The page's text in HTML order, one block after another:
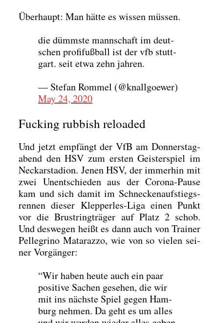
Über­haupt: Man hät­te es wis­sen müs­sen.
die dümms­te mann­schaft im deut­
schen pro­fi­fuß­ball ist der vfb stutt­
gart. seit etwa zehn jah­ren.
— Ste­fan Rom­mel (@knallgoewer)
May 24, 2020
Fucking rubbish reloaded
Und jetzt emp­fängt der VfB am Don­ners­tag­
abend den HSV zum ers­ten Geis­ter­spiel im
Neckar­sta­di­on. Jenen HSV, der immer­hin mit
zwei Unent­schie­den aus der Coro­na-Pau­se
kam und sich damit im Schne­cken­auf­stiegs­
ren­nen die­ser Klep­per­les-Liga einen Punkt
vor die Brust­ring­trä­ger auf Platz 2 schob.
Und des­we­gen heißt es dann auch von Trai­ner
Pel­le­gri­no Mat­a­raz­zo, wie von so vie­len sei­
ner Vor­gän­ger:
“Wir haben heu­te auch ein paar
posi­ti­ve Sachen gese­hen, die wir
mit ins nächs­te Spiel gegen Ham­
burg neh­men. Da geht es um alles